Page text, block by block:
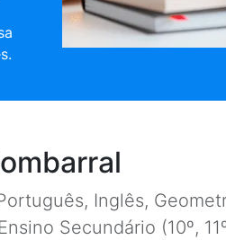
Inglês,
Secundário (10º,